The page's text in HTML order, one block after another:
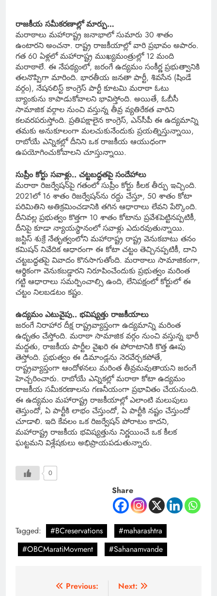
రాజకీయ సమీకరణాల్లో మార్పు…
మరాఠాలు మహారాష్ట్ర జనాభాలో సుమారు 30 శాతం
ఉంటారని అంచనా. రాష్ట్ర రాజకీయాల్లో వారి ప్రభావం అపారం.
గత 60 ఏళ్లలో మహారాష్ట్ర ముఖ్యమంత్రుల్లో 12 మంది
మరాఠాలే. ఈ నేపథ్యంలో, జరంగే ఉద్యమం సంకీర్ణ ప్రభుత్వానికి
తలనొప్పిగా మారింది. భారతీయ జనతా పార్టీ, శివసేన (షిండే
వర్గం), నేషనలిస్ట్ కాంగ్రెస్ పార్టీ కూటమి మరాఠా ఓటు
బ్యాంకును కాపాడుకోవాలని భావిస్తోంది. అయితే, ఓబీసీ
సామాజిక వర్గాల నుంచి వస్తున్న తీవ్ర వ్యతిరేకత వారిని
కలవరపరుస్తోంది. ప్రతిపక్షాలైన కాంగ్రెస్, ఎన్‌సీపీ ఈ ఉద్యమాన్ని
తమకు అనుకూలంగా మలచుకునేందుకు ప్రయత్నిస్తున్నాయి,
రాబోయే ఎన్నికల్లో దీనిని ఒక రాజకీయ ఆయుధంగా
ఉపయోగించుకోవాలని చూస్తున్నాయి.
సుప్రీం కోర్టు సవాళ్లు.. చట్టబద్ధతపై సందేహాలు
మరాఠా రిజర్వేషన్‌పై గతంలో సుప్రీం కోర్టు కీలక తీర్పు ఇచ్చింది.
2021లో 16 శాతం రిజర్వేషన్‌ను రద్దు చేస్తూ, 50 శాతం కోటా
పరిమితిని అతిక్రమించడానికి తగిన ఆధారాలు లేవని పేర్కొంది.
దీనివల్ల ప్రభుత్వం కొత్తగా 10 శాతం కోటాను ప్రవేశపెట్టినప్పటికీ,
దీనిపై కూడా న్యాయస్థానంలో సవాళ్లు ఎదురవుతున్నాయి.
జస్టిస్ శుక్రే నేతృత్వంలోని మహారాష్ట్ర రాష్ట్ర వెనుకబాటు తనం
కమిషన్ నివేదిక ఆధారంగా ఈ కోటా చట్టం తెచ్చినప్పటికీ, దాని
చట్టబద్ధతపై వివాదం కొనసాగుతోంది. మరాఠాలు సామాజికంగా,
ఆర్థికంగా వెనుకబడ్డారని నిరూపించేందుకు ప్రభుత్వం మరింత
గట్టి ఆధారాలు సమర్పించాల్సి ఉంది, లేనిపక్షంలో కోర్టులో ఈ
చట్టం నిలబడటం కష్టం.
ఉద్యమం ఎటువైపు.. భవిష్యత్తు రాజకీయాలు
జరంగే నిరాహార దీక్ష రాష్ట్రవ్యాప్తంగా ఉద్యమాన్ని మరింత
ఉధృతం చేస్తోంది. మరాఠా సామాజిక వర్గం నుంచి వస్తున్న భారీ
మద్దతు, రాజకీయ పార్టీల వైఖరి ఈ పోరాటానికి కొత్త ఊపు
తెస్తోంది. ప్రభుత్వం ఈ డిమాండ్లను నెరవేర్చకపోతే,
రాష్ట్రవ్యాప్తంగా ఆందోళనలు మరింత తీవ్రమవుతాయని జరంగే
హెచ్చరించారు. రాబోయే ఎన్నికల్లో మరాఠా కోటా ఉద్యమం
రాజకీయ సమీకరణాలను గణనీయంగా ప్రభావితం చేయనుంది.
ఈ ఉద్యమం మహారాష్ట్ర రాజకీయాల్లో ఎలాంటి మలుపులు
తెస్తుందో, ఏ పార్టీకి లాభం చేస్తుందో, ఏ పార్టీకి నష్టం చేస్తుందో
చూడాలి. ఇది కేవలం ఒక రిజర్వేషన్ పోరాటం కాదని,
మహారాష్ట్ర రాజకీయ భవిష్యత్తును నిర్ణయించే ఒక కీలక
ఘట్టమని విశ్లేషకులు అభిప్రాయపడుతున్నారు.
0
Share
Tagged: #BCreservations
#maharashtra
#OBCMaratiMovment
#Sahanamvande
Previous: Next: